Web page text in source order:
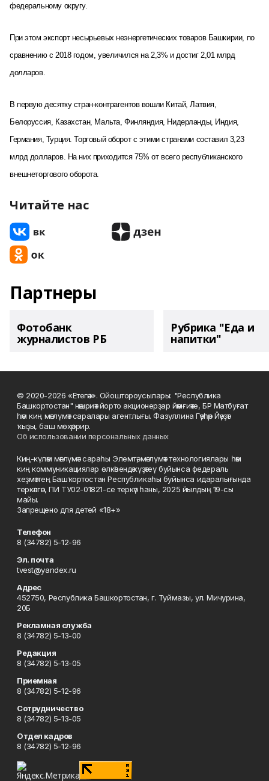
федеральному округу.
При этом экспорт несырьевых неэнергетических товаров Башкирии, по
сравнению с 2018 годом, увеличился на 2,3% и достиг 2,01 млрд
долларов.
В первую десятку стран-контрагентов вошли Китай, Латвия,
Белоруссия, Казахстан, Мальта, Финляндия, Нидерланды, Индия,
Германия, Турция. Торговый оборот с этими странами составил 3,23
млрд долларов. На них приходится 75% от всего республиканского
внешнеторгового оборота.
Читайте нас
Партнеры
Фотобанк
журналистов РБ
Рубрика "Еда и
напитки"
© 2020-2026 «Етегән». Ойоштороусылары: "Республика
Башкортостан" нәшриәт йорто акционерҙар йәмғиәте, БР Матбуғат
һәм киң мәғлүмәт саралары агентлығы. Фазуллина Гәүһәр Йәүҙәт
ҡыҙы, баш мөхәррир.
Об использовании персональных данных
Киң-күләм мәғлүмәт сараһы Элемтә, мәғлүмәт технологиялары һәм
киң коммуникациялар өлкәһендә күҙәтеү буйынса федераль
хеҙмәттең Башҡортостан Республикаһы буйынса идаралығында
теркәлгән, ПИ ТУ02-01821-се теркәү һаны, 2025 йылдың 19-сы
майы.
Запрещено для детей «18+»
Телефон
8 (34782) 5-12-96
Эл. почта
tvest@yandex.ru
Адрес
452750, Республика Башкортостан, г. Туймазы, ул. Мичурина,
20Б
Рекламная служба
8 (34782) 5-13-00
Редакция
8 (34782) 5-13-05
Приемная
8 (34782) 5-12-96
Сотрудничество
8 (34782) 5-13-05
Отдел кадров
8 (34782) 5-12-96